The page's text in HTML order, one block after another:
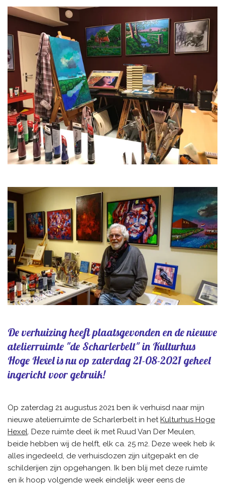
De verhuizing heeft plaatsgevonden en de nieuwe
atelierruimte "de Scharlerbelt" in Kulturhus
Hoge Hexel is nu op zaterdag 21-08-2021 geheel
ingericht voor gebruik!
Op zaterdag 21 augustus 2021 ben ik verhuisd naar mijn
nieuwe atelierruimte de Scharlerbelt in hetKulturhus Hoge
Hexel. Deze ruimte deel ik met Ruud Van Der Meulen,
beide hebben wij de helft, elk ca. 25 m2. Deze week heb ik
alles ingedeeld, de verhuisdozen zijn uitgepakt en de
schilderijen zijn opgehangen. Ik ben blij met deze ruimte
en ik hoop volgende week eindelijk weer eens de